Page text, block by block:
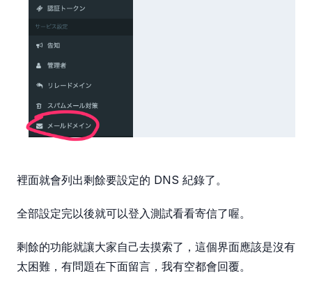
裡面就會列出剩餘要設定的 DNS 紀錄了。
全部設定完以後就可以登入測試看看寄信了喔。
剩餘的功能就讓大家自己去摸索了，這個界面應該是沒有
太困難，有問題在下面留言，我有空都會回覆。